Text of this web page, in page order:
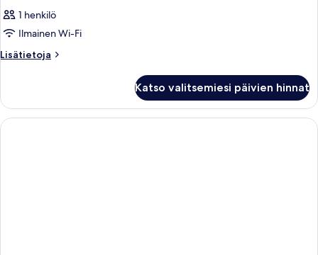
1 henkilö
Ilmainen Wi-Fi
Lisätietoja
Lisätietoja
Katso valitsemiesi päivien hinnat